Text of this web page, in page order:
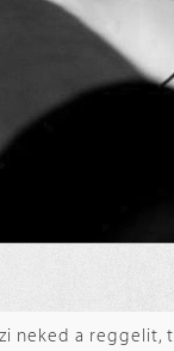
neked a